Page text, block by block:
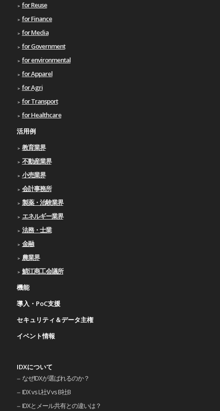
for Reuse
for Finance
for Media
for Government
for environmental
for Apparel
for Agri
for Transport
for Healthcare
活用例
教育業界
不動産業界
小売業界
会計事務所
製薬・治験業界
エネルギー業界
法務・士業
金融
農業界
鯖江商工会議所
機能
導入・PoC支援
セキュリティ＆データ主権
イベント情報
IDXについて
なぜIDXが選ばれるのか？
IDX vs L社V vs B社B
IDXとメール共有との違いは？